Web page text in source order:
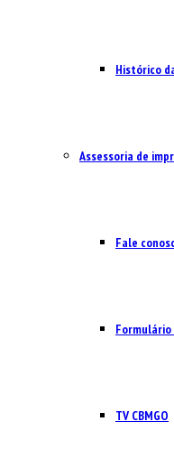
Histórico
Assessoria de
Fale
TV CBMGO